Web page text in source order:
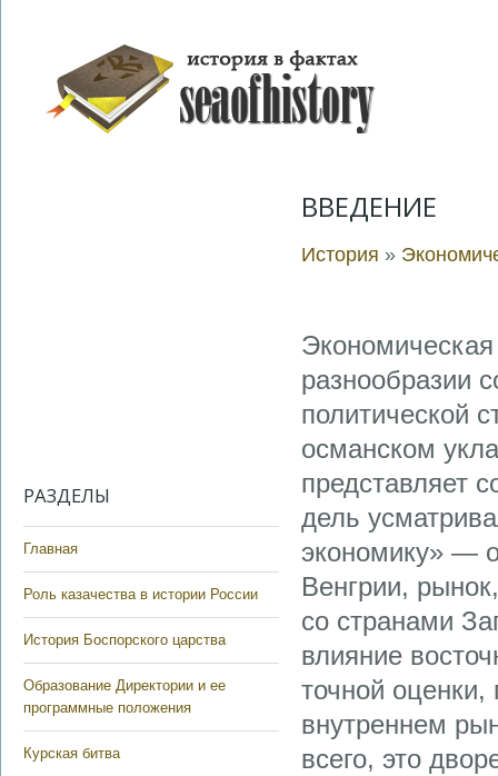
РАЗДЕЛЫ
Главная
Роль казачества в истории России
История Боспорского царства
Образование Директории и ее
программные положения
Курская битва
ВВЕДЕНИЕ
История »
разнообразии
политической
османском
представляет
дель
экономику» —
Венгрии,
со странами
влияние
точной
внутреннем
всего, это